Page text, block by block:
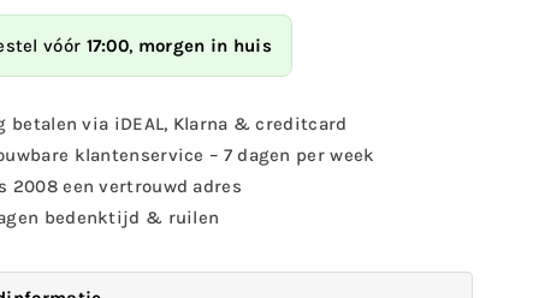
-
heikikker
vóór 17:00, morgen in huis
betalen via iDEAL, Klarna & creditcard
klantenservice – 7 dagen per week
2008 een vertrouwd adres
bedenktijd & ruilen